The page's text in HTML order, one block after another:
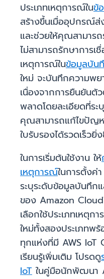
ประเภทเหตุการณ์ในข้
สร้างขึ้นเมื่ออุปกรณ์
และช่วยให้คุณสามาร
ไม่สามารถรักษาการเ
เหตุการณ์ในข้อมูลบัน
ใหม่ จะบันทึกความพย
เนื่องจากการยืนยันตั
พลาดโดยละเอียดที่ร
คุณสามารถแก้ไขปัญห
ใบรับรองได้รวดเร็วยิ่
ในการเริ่มต้นใช้งาน ให้
เหตุการณ์ในการตั้งค่
ระบุระดับข้อมูลบันทึก
ของ Amazon
เลือกใช้ประเภทเหตุก
ใหม่ทั้งสองประเภทพ
ทุกแห่งที่มี AWS IoT
เรียนรู้เพิ่มเติม โปรดดู
IoT ในคู่มือนักพัฒนา